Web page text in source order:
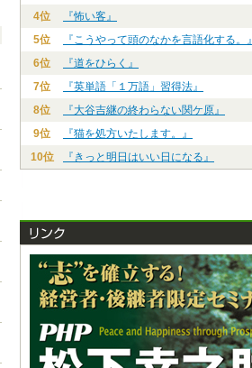
4位
『怖い客』
5位
『こうやって頭のなかを言語化する。』
6位
『道をひらく』
7位
『英単語「１万語」習得法』
8位
『大谷吉継の終わらない関ケ原』
9位
『猫を処方いたします。』
10位
『きっと明日はいい日になる』